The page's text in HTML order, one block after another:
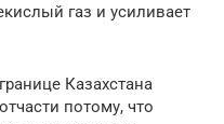
газ и усиливает
Казахстана
потому, что